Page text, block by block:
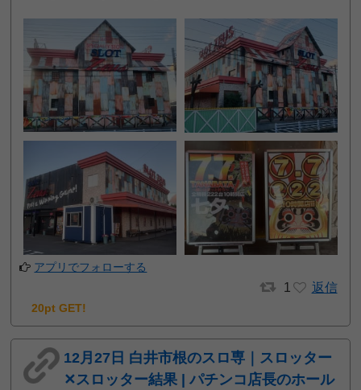
アプリでフォローする
1 返信
20pt GET!
12月27日 白井市根のスロ専｜スロッター
✕スロッター結果 | パチンコ店長のホール